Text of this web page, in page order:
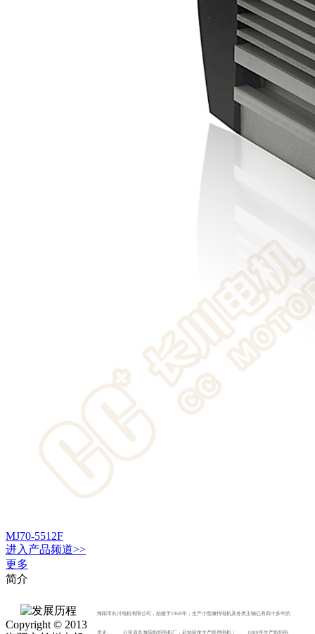
MJ70-5512F
进入 产品频道>>
更多
简介
海阳市长川电机有限公司，始建于1968年，生产小型微特电机及各类主轴已有四十多年的
历史。 公司原名海阳纺织电机厂，起始研发生产民用电机； 1980年生产纺织电
Copyright © 2013